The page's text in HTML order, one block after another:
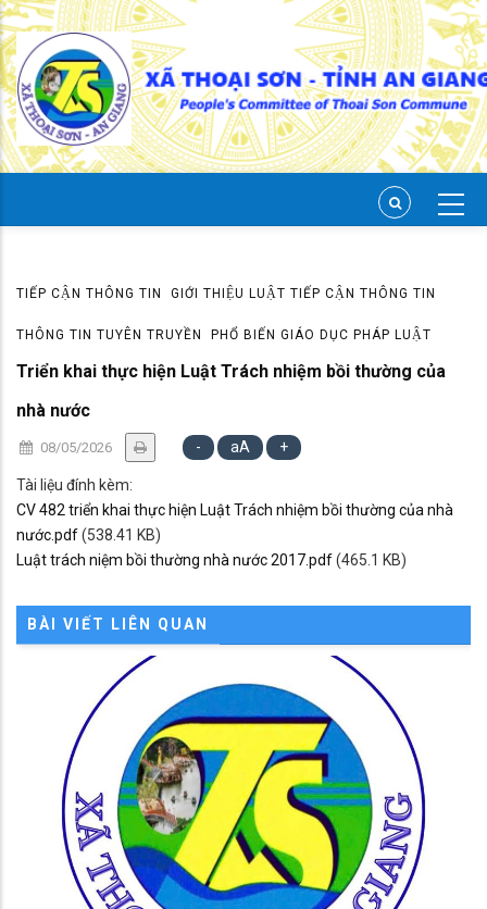
Skip
to
main
content
TIẾP CẬN THÔNG TIN GIỚI THIỆU LUẬT TIẾP CẬN THÔNG TIN
THÔNG TIN TUYÊN TRUYỀN PHỔ BIẾN GIÁO DỤC PHÁP LUẬT
Triển khai thực hiện Luật Trách nhiệm bồi thường của
nhà nước
08/05/2026 - aA +
Tài liệu đính kèm:
CV 482 triển khai thực hiện Luật Trách nhiệm bồi thường của nhà
nước.pdf(538.41 KB)
Luật trách niệm bồi thường nhà nước 2017.pdf(465.1 KB)
BÀI VIẾT LIÊN QUAN